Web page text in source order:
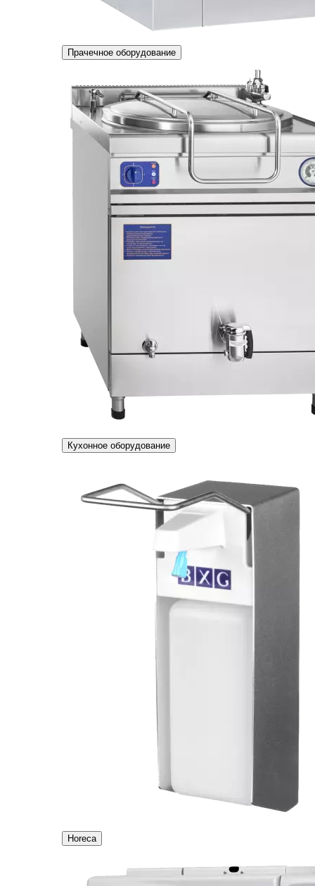
Прачечное оборудование
Кухонное оборудование
Horeca